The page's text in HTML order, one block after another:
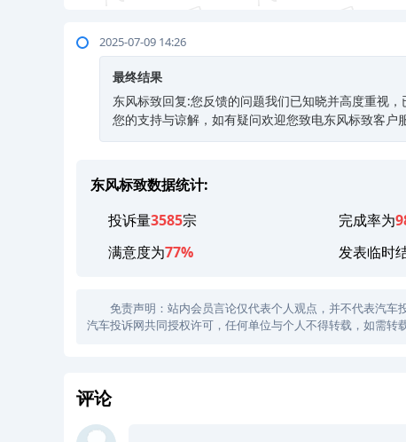
2025-07-09 14:26
最终结果
东风标致回复:您反馈的问题我们已知晓并高度重视
您的支持与谅解，如有疑问欢迎您致电东风标致客户
东风标致数据统计:
投诉量3585宗 完成率为
满意度为77% 发表临时
免责声明：站内会员言论仅代表个人观点，并不代表汽车
汽车投诉网共同授权许可，任何单位与个人不得转载，如需转
评论